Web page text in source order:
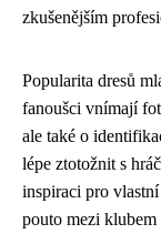
zkušenějším
Popularita dresů
fanoušci vnímají
ale také o
lépe ztotožnit s
inspiraci pro
pouto mezi